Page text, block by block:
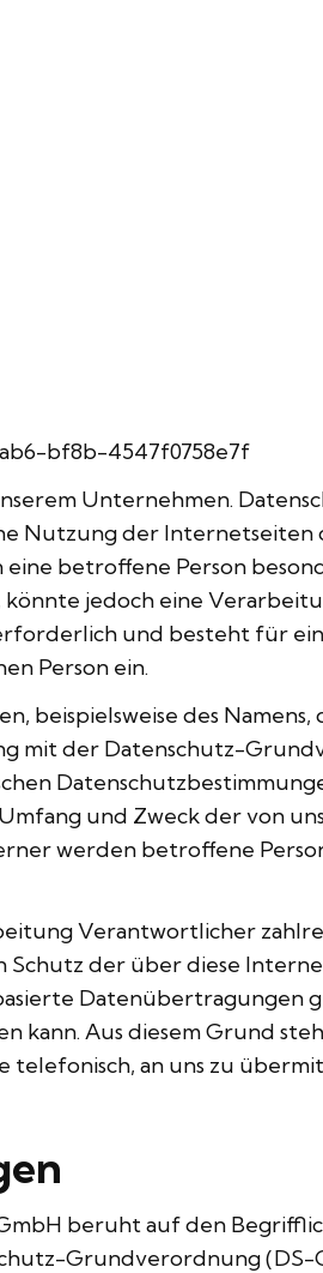
bf8b-4547f0758e7f
Unternehmen.
Nutzung der
betroffene Person
jedoch eine
und besteht für
Person ein.
beispielsweise des
mit der Datenschutz-
und Zweck der von
werden betroffene
Verantwortlicher
Schutz der über diese
Datenübertragungen
kann. Aus diesem Grund
telefonisch, an uns zu
beruht auf den
Grundverordnung